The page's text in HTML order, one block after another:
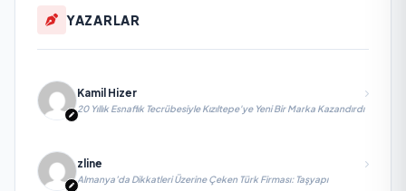
YAZARLAR
Kamil Hizer
20 Yıllık Esnaflık Tecrübesiyle Kızıltepe'ye Yeni Bir Marka Kazandırdı
zline
Almanya’da Dikkatleri Üzerine Çeken Türk Firması: Taşyapı